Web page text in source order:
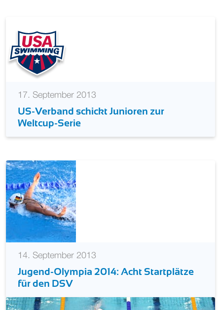
17. September 2013
US-Verband schickt Junioren zur
Weltcup-Serie
14. September 2013
Jugend-Olympia 2014: Acht Startplätze
für den DSV